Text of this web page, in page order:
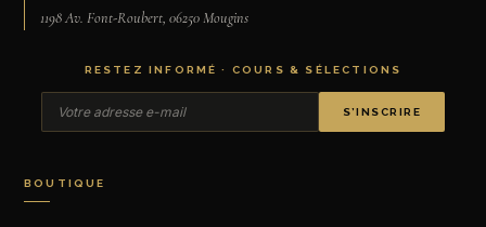
1198 Av. Font-Roubert, 06250 Mougins
RESTEZ INFORMÉ · COURS & SÉLECTIONS
S’INSCRIRE
BOUTIQUE